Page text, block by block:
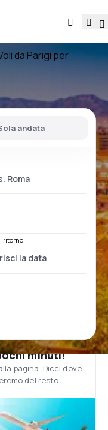
da Parigi per
andata
ritorno
minuti!
pagina. Dicci dove
del resto.